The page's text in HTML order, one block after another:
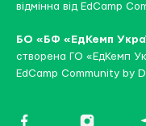
відмінна від EdCamp
БО «БФ «ЕдКемп
створена ГО «ЕдКемп
EdCamp Community by